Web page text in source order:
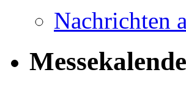
Nachrichten